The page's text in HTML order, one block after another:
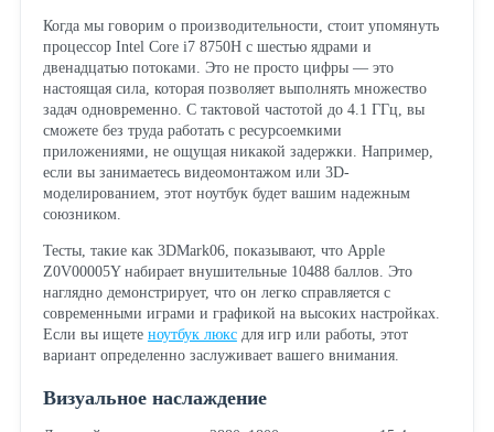
Когда мы говорим о производительности, стоит упомянуть
процессор Intel Core i7 8750H с шестью ядрами и
двенадцатью потоками. Это не просто цифры — это
настоящая сила, которая позволяет выполнять множество
задач одновременно. С тактовой частотой до 4.1 ГГц, вы
сможете без труда работать с ресурсоемкими
приложениями, не ощущая никакой задержки. Например,
если вы занимаетесь видеомонтажом или 3D-
моделированием, этот ноутбук будет вашим надежным
союзником.
Тесты, такие как 3DMark06, показывают, что Apple
Z0V00005Y набирает внушительные 10488 баллов. Это
наглядно демонстрирует, что он легко справляется с
современными играми и графикой на высоких настройках.
Если вы ищете ноутбук люксдля игр или работы, этот
вариант определенно заслуживает вашего внимания.
Визуальное наслаждение